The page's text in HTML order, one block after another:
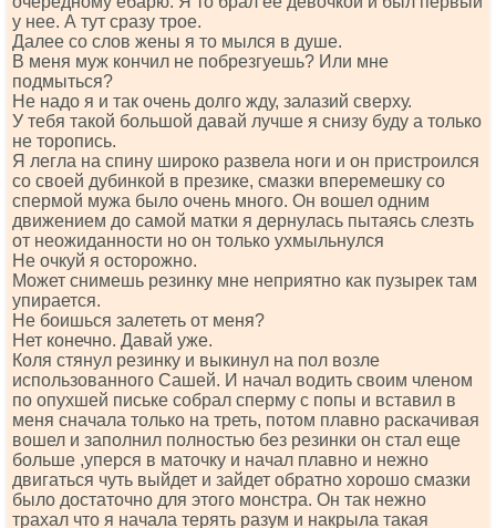
у нее. А тут сразу трое.
Далее со слов жены я то мылся в душе.
В меня муж кончил не побрезгуешь? Или мне
подмыться?
Не надо я и так очень долго жду, залазий сверху.
У тебя такой большой давай лучше я снизу буду а только
не торопись.
Я легла на спину широко развела ноги и он пристроился
со своей дубинкой в презике, смазки вперемешку со
спермой мужа было очень много. Он вошел одним
движением до самой матки я дернулась пытаясь слезть
от неожиданности но он только ухмыльнулся
Не очкуй я осторожно.
Может снимешь резинку мне неприятно как пузырек там
упирается.
Не боишься залететь от меня?
Нет конечно. Давай уже.
Коля стянул резинку и выкинул на пол возле
использованного Сашей. И начал водить своим членом
по опухшей письке собрал сперму с попы и вставил в
меня сначала только на треть, потом плавно раскачивая
вошел и заполнил полностью без резинки он стал еще
больше ,уперся в маточку и начал плавно и нежно
двигаться чуть выйдет и зайдет обратно хорошо смазки
было достаточно для этого монстра. Он так нежно
трахал что я начала терять разум и накрыла такая